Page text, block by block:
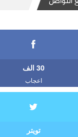
30 الف
اعجاب
تويتر